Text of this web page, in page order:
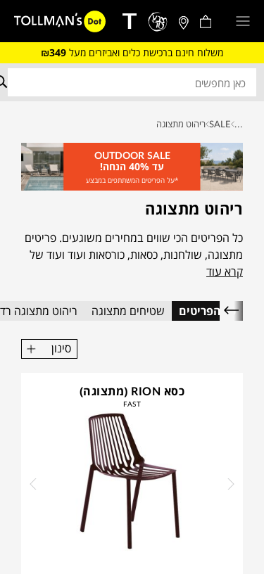
משלוח חינם ברכישת כלים ואביזרים מעל ₪349
...
SALE ריהוט מתצוגה
OUTDOOR SALE
עד 40% הנחה!
*על הפריטים המשתתפים במבצע
ריהוט מתצוגה
כל הפריטים הכי שווים במחירים משוגעים. פריטים
מתצוגה, שולחנות, כסאות, כורסאות ועוד ועוד של
מותגי העיצוב המובילים בעולם, שיקפיצו, ירימו,
קרא עוד
כל הפריטים שטיחים מתצוגה ריהוט מתצוגה
סינון
כסא RION (מתצוגה)
FAST